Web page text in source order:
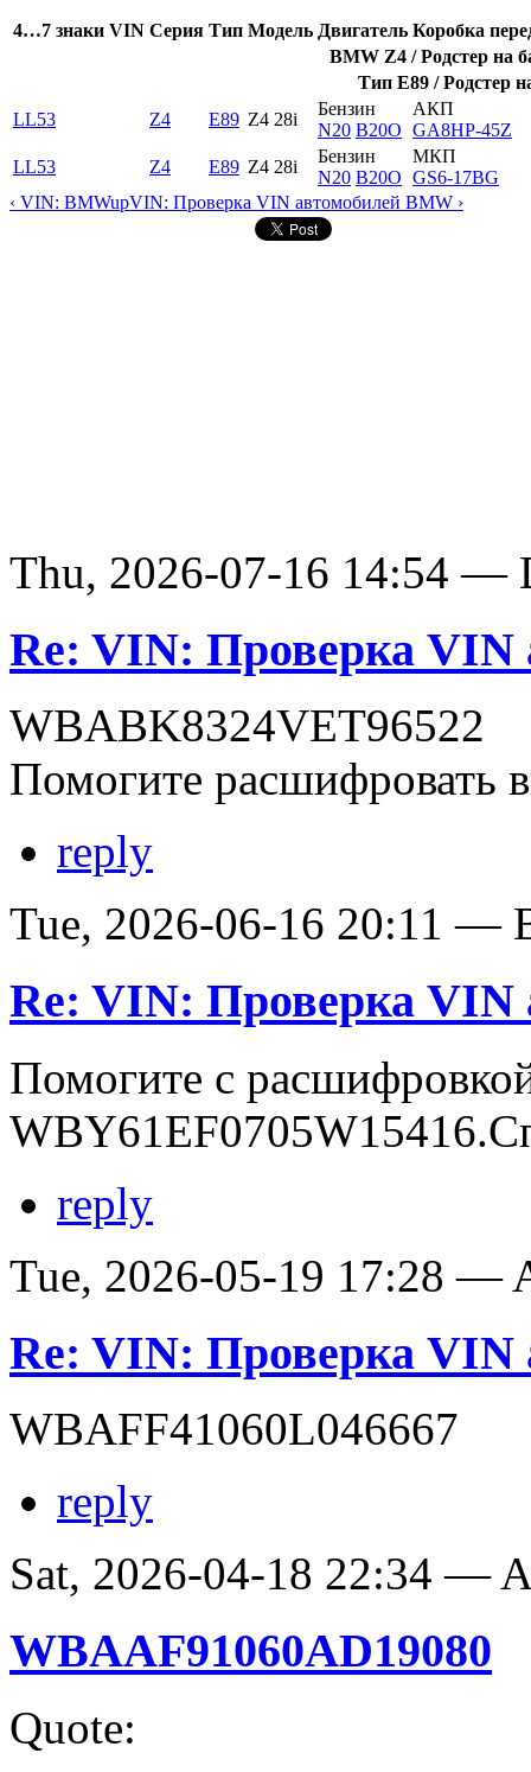
4…7 знаки VIN Серия Тип Модель Двигатель Коробка
BMW Z4 / Родстер на
Тип E89 / Родстер
LL53
Z4 E89 Z4 28i
Бензин
N20 B20O
АКП
GA8HP-45Z
LL53
Z4 E89 Z4 28i
Бензин
N20 B20O
МКП
GS6-17BG
‹ VIN: BMWupVIN: Проверка VIN автомобилей BMW ›
Thu, 2026-07-16 14:54 —
Re: VIN: Проверка VIN
WBABK8324VET96522
Помогите расшифровать
reply
Tue, 2026-06-16 20:11 —
Re: VIN: Проверка VIN
Помогите с
reply
Tue, 2026-05-19 17:28 —
Re: VIN: Проверка VIN
WBAFF41060L046667
reply
Sat, 2026-04-18 22:34 —
WBAAF91060AD19080
Quote: